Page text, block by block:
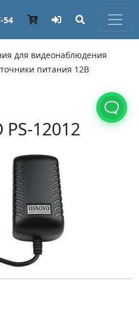
54
для видеонаблюдения
питания 12В
PS-12012